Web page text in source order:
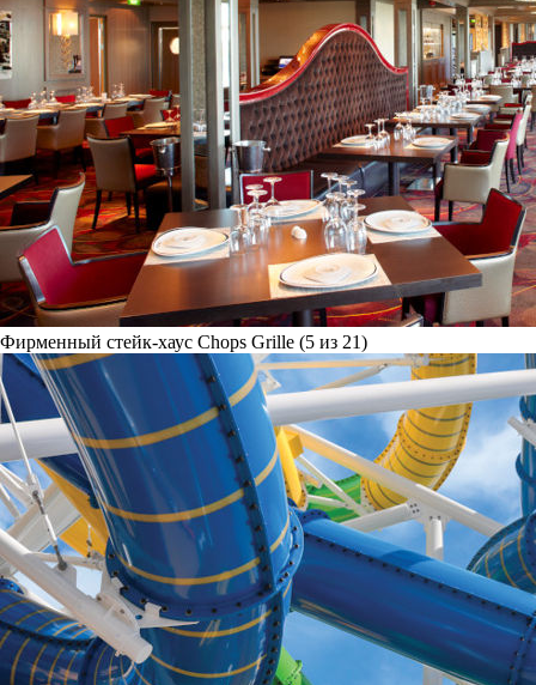
Фирменный стейк-хаус Chops Grille (5 из 21)